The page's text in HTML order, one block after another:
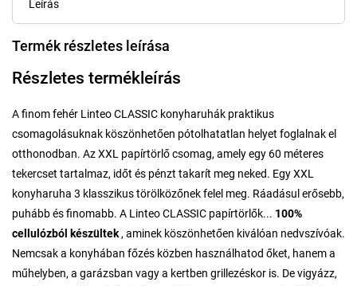
Leírás
Termék részletes leírása
Részletes termékleírás
A finom fehér Linteo CLASSIC konyharuhák praktikus
csomagolásuknak köszönhetően pótolhatatlan helyet foglalnak el
otthonodban. Az XXL papírtörlő csomag, amely egy 60 méteres
tekercset tartalmaz, időt és pénzt takarít meg neked. Egy XXL
konyharuha 3 klasszikus törölközőnek felel meg. Ráadásul erősebb,
puhább és finomabb. A Linteo CLASSIC papírtörlők... 100%
cellulózból készültek , aminek köszönhetően kiválóan nedvszívóak.
Nemcsak a konyhában főzés közben használhatod őket, hanem a
műhelyben, a garázsban vagy a kertben grillezéskor is. De vigyázz,